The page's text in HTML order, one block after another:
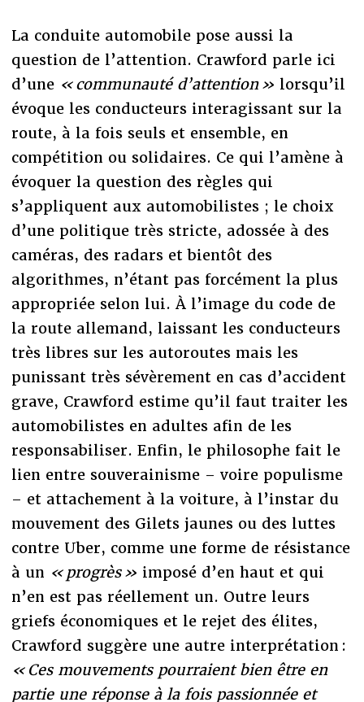
La conduite automobile pose aussi la
question de l’attention. Crawford parle ici
d’une « communauté d’attention » lorsqu’il
évoque les conducteurs interagissant sur la
route, à la fois seuls et ensemble, en
compétition ou solidaires. Ce qui l’amène à
évoquer la question des règles qui
s’appliquent aux automobilistes ; le choix
d’une politique très stricte, adossée à des
caméras, des radars et bientôt des
algorithmes, n’étant pas forcément la plus
appropriée selon lui. À l’image du code de
la route allemand, laissant les conducteurs
très libres sur les autoroutes mais les
punissant très sévèrement en cas d’accident
grave, Crawford estime qu’il faut traiter les
automobilistes en adultes afin de les
responsabiliser. Enfin, le philosophe fait le
lien entre souverainisme – voire populisme
– et attachement à la voiture, à l’instar du
mouvement des Gilets jaunes ou des luttes
contre Uber, comme une forme de résistance
à un « progrès » imposé d’en haut et qui
n’en est pas réellement un. Outre leurs
griefs économiques et le rejet des élites,
Crawford suggère une autre interprétation :
« Ces mouvements pourraient bien être en
partie une réponse à la fois passionnée et